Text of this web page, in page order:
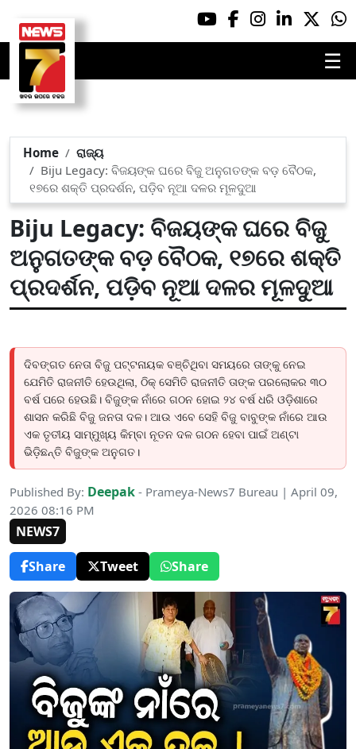
☰
Home
ରାଜ୍ୟ
Biju Legacy: ବିଜୟଙ୍କ ଘରେ ବିଜୁ ଅନୁଗତଙ୍କ ବଡ଼ ବୈଠକ,
୧୭ରେ ଶକ୍ତି ପ୍ରଦର୍ଶନ, ପଡ଼ିବ ନୂଆ ଦଳର ମୂଳଦୁଆ
Biju Legacy: ବିଜୟଙ୍କ ଘରେ ବିଜୁ
ଅନୁଗତଙ୍କ ବଡ଼ ବୈଠକ, ୧୭ରେ ଶକ୍ତି
ପ୍ରଦର୍ଶନ, ପଡ଼ିବ ନୂଆ ଦଳର ମୂଳଦୁଆ
ଦିବଙ୍ଗତ ନେତା ବିଜୁ ପଟ୍ଟନାୟକ ବଞ୍ଚିଥିବା ସମୟରେ ତାଙ୍କୁ ନେଇ
ଯେମିତି ରାଜନୀତି ହେଉଥିଲା, ଠିକ୍ ସେମିତି ରାଜନୀତି ତାଙ୍କ ପରଲୋକର ୩୦
ବର୍ଷ ପରେ ହେଉଛି। ବିଜୁଙ୍କ ନାଁରେ ଗଠନ ହୋଇ ୨୪ ବର୍ଷ ଧରି ଓଡ଼ିଶାରେ
ଶାସନ କରିଛି ବିଜୁ ଜନତା ଦଳ। ଆଉ ଏବେ ସେହି ବିଜୁ ବାବୁଙ୍କ ନାଁରେ ଆଉ
ଏକ ତୃତୀୟ ସାମ୍ମୁଖ୍ୟ କିମ୍ବା ନୂତନ ଦଳ ଗଠନ ହେବା ପାଇଁ ଅଣ୍ଟା
ଭିଡ଼ିଛନ୍ତି ବିଜୁଙ୍କ ଅନୁଗତ।
Published By: Deepak - Prameya-News7 Bureau | April 09,
2026 08:16 PM
NEWS7
Share
Tweet Share